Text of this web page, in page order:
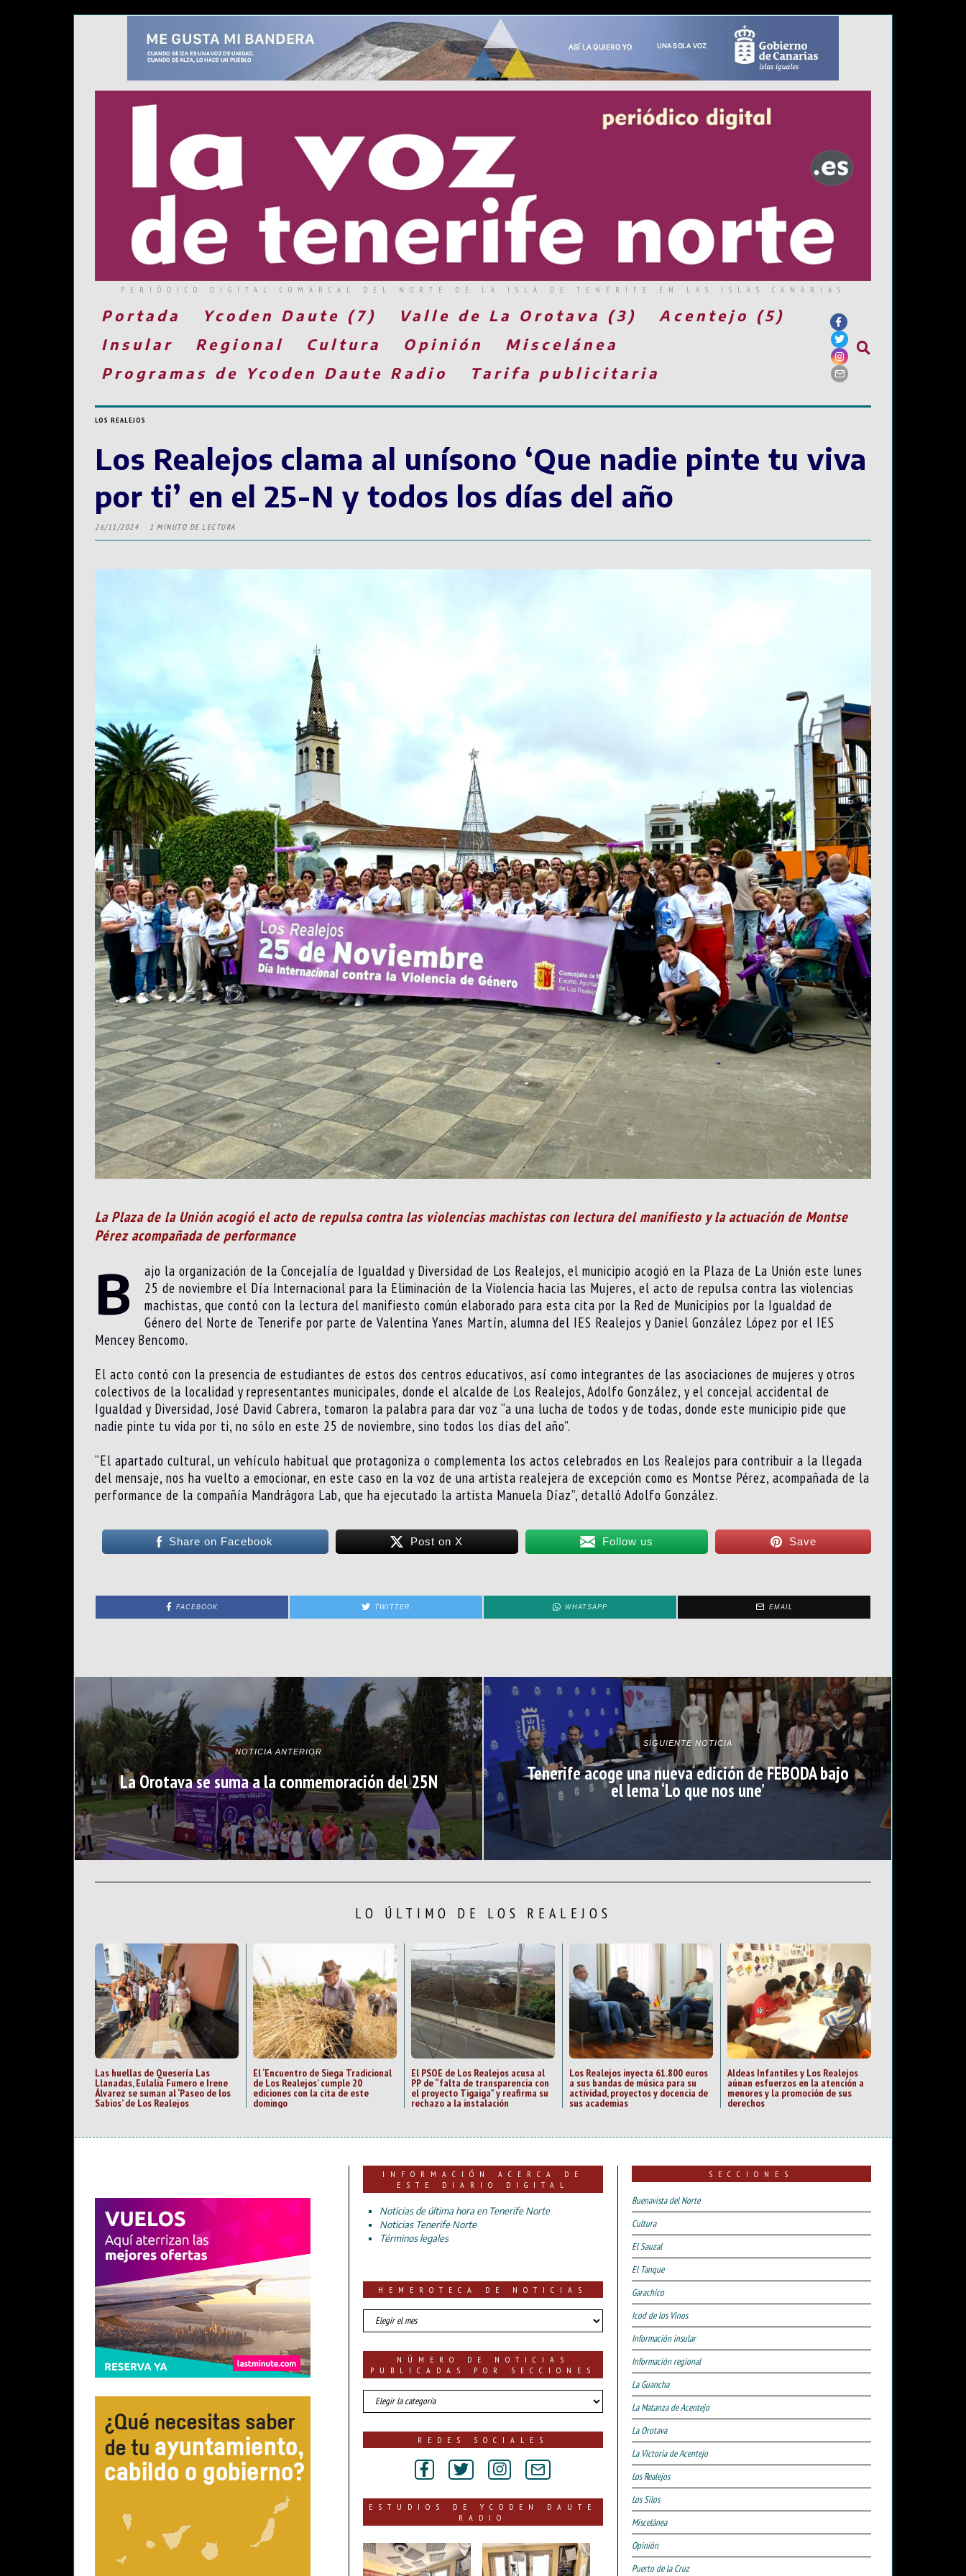
PERIÓDICO DIGITAL COMARCAL DEL NORTE DE LA ISLA DE TENERIFE EN LAS ISLAS CANARIAS
Portada Ycoden Daute (7) Valle de La Orotava (3)
Acentejo (5)
Insular
Regional Cultura Opinión
Miscelánea
Programas de Ycoden Daute Radio
Tarifa publicitaria
LOS REALEJOS
Los Realejos clama al unísono ‘Que nadie pinte tu viva
por ti’ en el 25-N y todos los días del año
26/11/2024 1 MINUTO DE LECTURA
La Plaza de la Unión acogió el acto de repulsa contra las violencias machistas con lectura del manifiesto y la actuación de Montse
Pérez acompañada de performance
B
ajo la organización de la Concejalía de Igualdad y Diversidad de Los Realejos, el municipio acogió en la Plaza de La Unión este lunes
25 de noviembre el Día Internacional para la Eliminación de la Violencia hacia las Mujeres, el acto de repulsa contra las violencias
machistas, que contó con la lectura del manifiesto común elaborado para esta cita por la Red de Municipios por la Igualdad de
Género del Norte de Tenerife por parte de Valentina Yanes Martín, alumna del IES Realejos y Daniel González López por el IES
Mencey Bencomo.
El acto contó con la presencia de estudiantes de estos dos centros educativos, así como integrantes de las asociaciones de mujeres y otros
colectivos de la localidad y representantes municipales, donde el alcalde de Los Realejos, Adolfo González, y el concejal accidental de
Igualdad y Diversidad, José David Cabrera, tomaron la palabra para dar voz “a una lucha de todos y de todas, donde este municipio pide que
nadie pinte tu vida por ti, no sólo en este 25 de noviembre, sino todos los días del año”.
“El apartado cultural, un vehículo habitual que protagoniza o complementa los actos celebrados en Los Realejos para contribuir a la llegada
del mensaje, nos ha vuelto a emocionar, en este caso en la voz de una artista realejera de excepción como es Montse Pérez, acompañada de la
performance de la compañía Mandrágora Lab, que ha ejecutado la artista Manuela Díaz”, detalló Adolfo González.
Share on Facebook Post on X Follow us Save
FACEBOOK TWITTER WHATSAPP EMAIL
NOTICIA ANTERIOR
La Orotava se suma a la conmemoración del 25N
SIGUIENTE NOTICIA
Tenerife acoge una nueva edición de FEBODA bajo
el lema ‘Lo que nos une’
LO ÚLTIMO DE LOS REALEJOS
Las huellas de Quesería Las
Llanadas, Eulalia Fumero e Irene
Álvarez se suman al ‘Paseo de los
Sabios’ de Los Realejos
El ‘Encuentro de Siega Tradicional
de Los Realejos’ cumple 20
ediciones con la cita de este
domingo
El PSOE de Los Realejos acusa al
PP de “falta de transparencia con
el proyecto Tigaiga” y reafirma su
rechazo a la instalación
Los Realejos inyecta 61.800 euros
a sus bandas de música para su
actividad, proyectos y docencia de
sus academias
Aldeas Infantiles y Los Realejos
aúnan esfuerzos en la atención a
menores y la promoción de sus
derechos
INFORMACIÓN ACERCA DE
ESTE DIARIO DIGITAL
Noticias de última hora en Tenerife Norte
Noticias Tenerife Norte
Términos legales
HEMEROTECA DE NOTICIAS
HEMEROTECA
DE
NÚMERO DE NOTICIAS
PUBLICADAS POR SECCIONES
número
de
por
REDES SOCIALES
ESTUDIOS DE YCODEN DAUTE
RADIO
SECCIONES
Buenavista del Norte
Cultura
El Sauzal
El Tanque
Garachico
Icod de los Vinos
Información insular
Información regional
La Guancha
La Matanza de Acentejo
La Orotava
La Victoria de Acentejo
Los Realejos
Los Silos
Miscelánea
Opinión
Puerto de la Cruz